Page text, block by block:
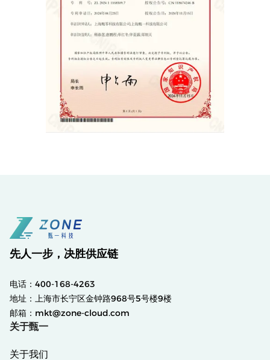
先人一步，决胜供应链
电话：400-168-4263
地址：上海市长宁区金钟路968号5号楼9楼
邮箱：mkt@zone-cloud.com
关于甄一
关于我们